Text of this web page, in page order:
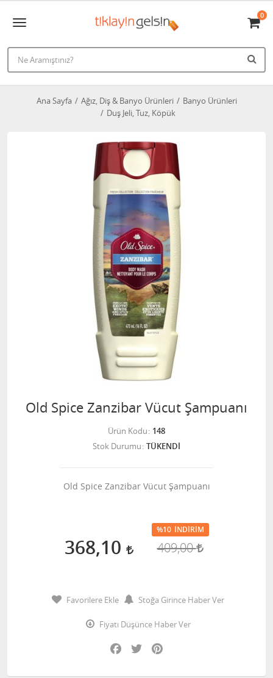
0
Ana Sayfa Ağız, Diş & Banyo Ürünleri
Banyo Ürünleri
Duş Jeli, Tuz, Köpük
Old Spice Zanzibar Vücut Şampuanı
Ürün Kodu 148
Stok Durumu TÜKENDİ
Old Spice Zanzibar Vücut Şampuanı
368,10
%10 İNDIRIM
409,00
Favorilere Ekle Stoğa Girince Haber Ver
Fiyatı Düşünce Haber Ver
Facebook
Twitter